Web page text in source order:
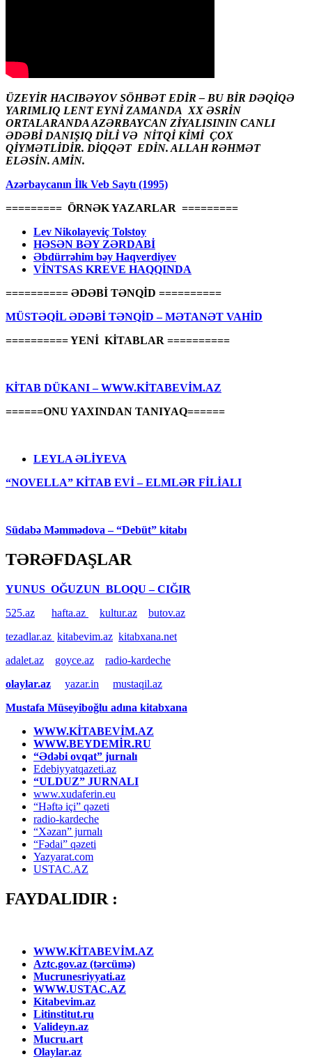
ÜZEYİR HACIBƏYOV SÖHBƏT EDİR – BU BİR DƏQİQƏ
YARIMLIQ LENT EYNİ ZAMANDA XX ƏSRİN
ORTALARANDA AZƏRBAYCAN ZİYALISININ CANLI
ƏDƏBİ DANIŞIQ DİLİ VƏ NİTQİ KİMİ ÇOX
QİYMƏTLİDİR. DİQQƏT EDİN. ALLAH RƏHMƏT
ELƏSİN. AMİN.
Azərbaycanın İlk Veb Saytı (1995)
========= ÖRNƏK YAZARLAR =========
Lev Nikolayeviç Tolstoy
HƏSƏN BƏY ZƏRDABİ
Əbdürrəhim bəy Haqverdiyev
VİNTSAS KREVE HAQQINDA
========== ƏDƏBİ TƏNQİD ==========
MÜSTƏQİL ƏDƏBİ TƏNQİD – MƏTANƏT VAHİD
========== YENİ KİTABLAR ==========
KİTAB DÜKANI – WWW.KİTABEVİM.AZ
======ONU YAXINDAN TANIYAQ======
LEYLA ƏLİYEVA
“NOVELLA” KİTAB EVİ – ELMLƏR FİLİALI
Südabə Məmmədova – “Debüt” kitabı
TƏRƏFDAŞLAR
YUNUS OĞUZUN BLOQU – CIĞIR
525.az
hafta.az kultur.az
butov.az
tezadlar.az kitabevim.az kitabxana.net
adalet.az
goyce.az
radio-kardeche
olaylar.az
yazar.in
mustaqil.az
Mustafa Müseyiboğlu adına kitabxana
WWW.KİTABEVİM.AZ
WWW.BEYDEMİR.RU
“Ədəbi ovqat” jurnalı
Edebiyyatqazeti.az
“ULDUZ” JURNALI
www.xudaferin.eu
“Həftə içi” qəzeti
radio-kardeche
“Xəzan” jurnalı
“Fədai” qəzeti
Yazyarat.com
USTAC.AZ
FAYDALIDIR :
WWW.KİTABEVİM.AZ
Aztc.gov.az (tərcümə)
Mucrunesriyyati.az
WWW.USTAC.AZ
Kitabevim.az
Litinstitut.ru
Valideyn.az
Mucru.art
Olaylar.az